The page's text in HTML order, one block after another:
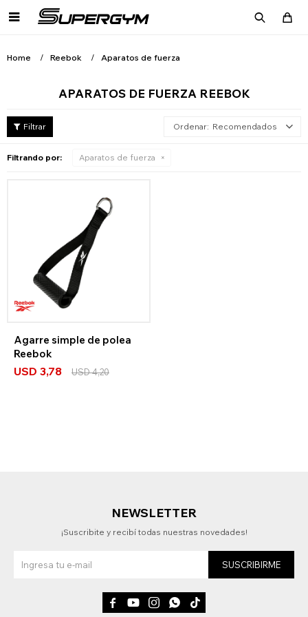

Home Reebok Aparatos de fuerza
APARATOS DE FUERZA REEBOK
Recomendados
Filtrando por: Aparatos de fuerza
Agarre simple de polea
Reebok
USD 3,78 USD4,20
NEWSLETTER
¡Suscribite y recibí todas nuestras novedades!
SUSCRIBIRME
    